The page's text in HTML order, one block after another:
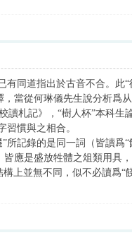
同道指出於古音不合。此
當從何琳儀先生說分析爲
讀札記》，“樹人杯”本科生
習慣與之相合。
記錄的是同一詞（皆讀爲
應是盛放牲體之俎類用具
上並無不同，似不必讀爲“